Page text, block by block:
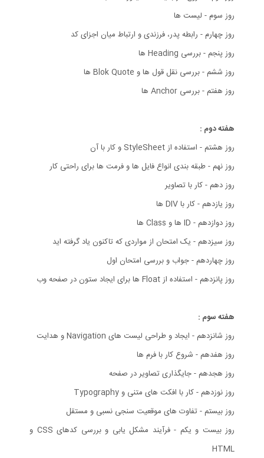
روز سوم - لیست ها
روز چهارم - رابطه پدر، فرزندی و ارتباط میان اجزای کد
روز پنجم - بررسی Heading ها
روز ششم - بررسی نقل قول ها و Blok Quote ها
روز هفتم - بررسی Anchor ها
هفته دوم :
روز هشتم - استفاده از StyleSheet و کار با آن
روز نهم - طبقه بندی انواع فایل ها و فرمت ها برای راحتی کار
روز دهم - کار با تصاویر
روز یازدهم - کار با DIV ها
روز دوازدهم - ID ها و Class ها
روز سیزدهم - یک امتحان از مواردی که تاکنون یاد گرفته اید
روز چهاردهم - جواب و بررسی امتحان اول
روز پانزدهم - استفاده از Float ها برای ایجاد ستون در صفحه وب
هفته سوم :
روز شانزدهم - ایجاد و طراحی لیست های Navigation و هدایت
روز هفدهم - شروع کار با فرم ها
روز هجدهم - جایگذاری تصاویر در صفحه
روز نوزدهم - کار با افکت های متنی و Typography
روز بیستم - تفاوت های موقعیت سنجی نسبی و مستقل
روز بیست و یکم - فرآیند مشکل یابی و بررسی کدهای CSS و
HTML